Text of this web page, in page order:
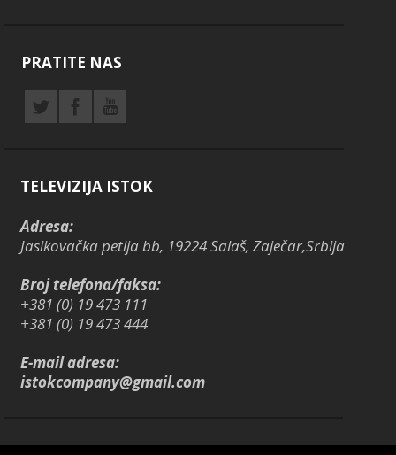
PRATITE NAS
TELEVIZIJA ISTOK
Adresa:
Jasikovačka petlja bb, 19224 Salaš, Zaječar,Srbija
Broj telefona/faksa:
+381 (0) 19 473 111
+381 (0) 19 473 444
E-mail adresa:
istokcompany@gmail.com